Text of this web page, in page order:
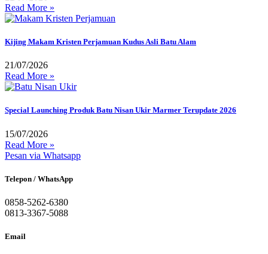
Read More »
Kijing Makam Kristen Perjamuan Kudus Asli Batu Alam
21/07/2026
Read More »
Special Launching Produk Batu Nisan Ukir Marmer Terupdate 2026
15/07/2026
Read More »
Pesan via Whatsapp
Telepon / WhatsApp
0858-5262-6380
0813-3367-5088
Email